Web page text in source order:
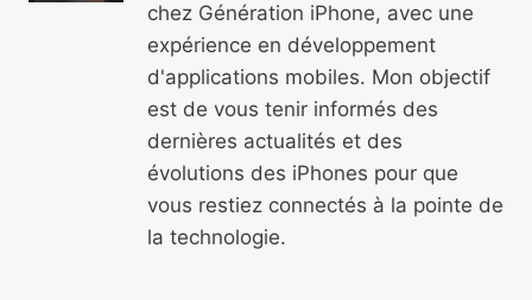
chez Génération iPhone, avec une
expérience en développement
d'applications mobiles. Mon objectif
est de vous tenir informés des
dernières actualités et des
évolutions des iPhones pour que
vous restiez connectés à la pointe de
la technologie.